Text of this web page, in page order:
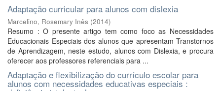
Adaptação curricular para alunos com dislexia
Marcelino, Rosemary Inês (2014)
Resumo : O presente artigo tem como foco as Necessidades
Educacionais Especiais dos alunos que apresentam Transtornos
de Aprendizagem, neste estudo, alunos com Dislexia, e procura
oferecer aos professores referenciais para ...
Adaptação e flexibilização do currículo escolar para
alunos com necessidades educativas especiais :